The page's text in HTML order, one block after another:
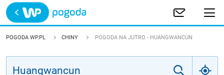
Trwa ładowanie
POLSKA
POGODA WP.PL CHINY POGODA NA JUTRO - HUANGWANCUN